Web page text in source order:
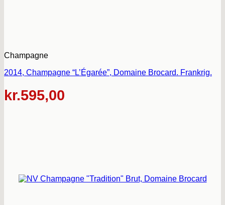
Champagne
2014, Champagne “L’Égarée”, Domaine Brocard. Frankrig.
kr.595,00